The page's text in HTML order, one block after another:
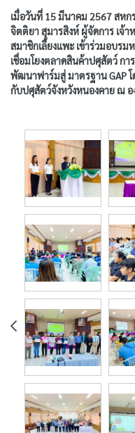
เมื่อวันที่ 15 มีนาคม 2567 สหก
จิตติยา สุมารสิงห์ ผู้จัดการ เจ้
สมาชิกเลี้ยงแพะ เข้าร่วมอบร
เชื่อมโยงตลาดสินค้าปศุสัตว์ ก
พัฒนาฟาร์มสู่ มาตรฐาน GAP
กับปศุสัตว์จังหวังหนองคาย ณ